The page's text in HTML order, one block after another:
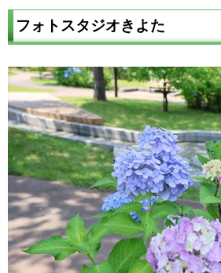
フォトスタジオきよた